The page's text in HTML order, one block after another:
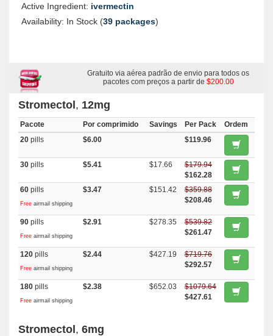
Active Ingredient: ivermectin
Availability: In Stock (39 packages)
Gratuito via aérea padrão de envio para todos os
pacotes com preços a partir de $200.00
Stromectol , 12mg
Pacote Por comprimido Savings Per Pack
Ordem
20 pills $6.00 $119.96
30 pills $5.41 $17.66
$179.94
$162.28
60 pills
Free airmail shipping
$3.47 $151.42
$359.88
$208.46
90 pills
Free airmail shipping
$2.91 $278.35
$539.82
$261.47
120 pills
Free airmail shipping
$2.44 $427.19
$719.76
$292.57
180 pills
Free airmail shipping
$2.38 $652.03
$1079.64
$427.61
Stromectol , 6mg